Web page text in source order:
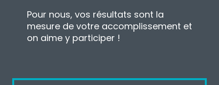
Pour nous, vos résultats sont la
mesure de votre accomplissement et
on aime y participer !